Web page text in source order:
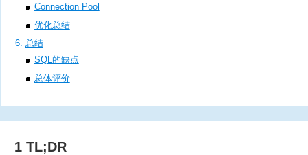
Connection Pool
优化总结
总结
SQL的缺点
总体评价
1 TL;DR